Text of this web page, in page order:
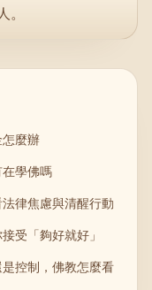
。
麼辦
學佛嗎
律焦慮與清醒行動
受「夠好就好」
控制，佛教怎麼看